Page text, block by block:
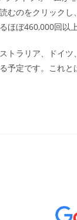
むのをクリック
ほぼ460,000回以
トラリア、ドイ
予定です。これ